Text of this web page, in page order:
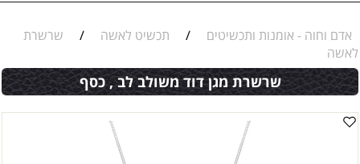
אדם וחוה - אומנות ותכשיטים / תכשיט לאשה /
שרשרת
לאשה
שרשרת מגן דוד משולב לב , כסף